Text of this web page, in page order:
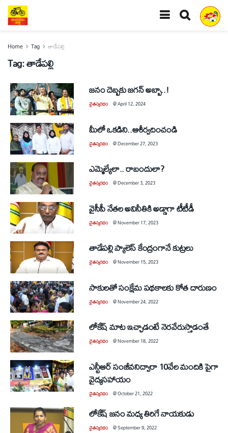
Home Tag తాడేపల్లి
Tag:తాడేపల్లి
జనం దెబ్బకు జగన్‌ అబ్బా..!
చైతన్యరధం @April 12, 2024
మీలో ఒకడిని..ఆశీర్వదించండి
చైతన్యరధం @December 27, 2023
ఎమ్మెల్యేలా.. రాబందులా?
చైతన్యరధం @December 3, 2023
వైసీపీ నేతల అవినీతికి అడ్డాగా టీటీడీ
చైతన్యరధం @November 17, 2023
తాడేపల్లి ప్యాలెస్‌ కేంద్రంగానే కుట్రలు
చైతన్యరధం @November 15, 2023
సాకులతో సంక్షేమ పథకాలకు కోత దారుణం
చైతన్యరధం @November 24, 2022
లోకేష్‌ మాట ఇచ్చాడంటే నెరవేరుస్తాడంతే
చైతన్యరధం @November 18, 2022
ఎన్టీఆర్‌ సంజీవనిద్వారా 10వేల మందికి పైగా
వైద్యసహాయం
చైతన్యరధం @October 21, 2022
లోకేష్‌ జనం మధ్య తిరిగే నాయకుడు
చైతన్యరధం @September 9, 2022